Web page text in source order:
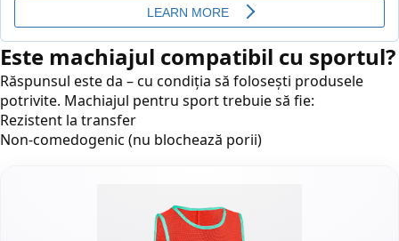
Este machiajul compatibil cu sportul?
Răspunsul este da – cu condiția să folosești produsele
potrivite. Machiajul pentru sport trebuie să fie:
Rezistent la transfer
Non-comedogenic (nu blochează porii)